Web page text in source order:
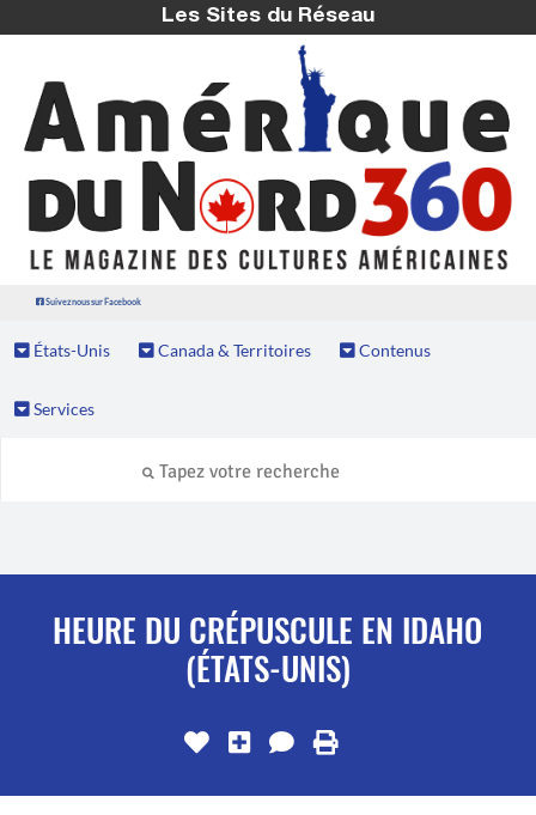
Les Sites du Réseau
Suivez nous sur Facebook
États-Unis Canada & Territoires Contenus
Services
HEURE DU CRÉPUSCULE EN IDAHO
(ÉTATS-UNIS)